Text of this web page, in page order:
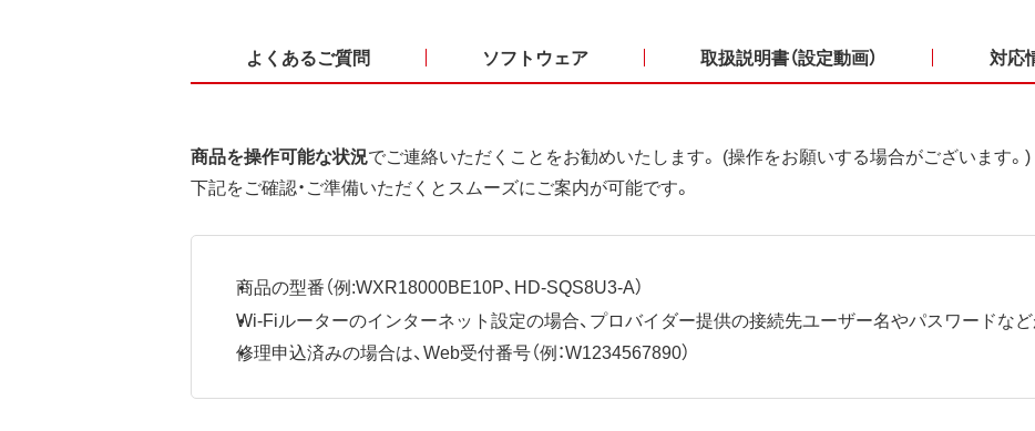
よくあるご質問 ソフトウェア 取扱説明書（設定動画） 対応
商品を操作可能な状況でご連絡いただくことをお勧めいたします。 (操作をお願いする場合がございます。)
下記をご確認・ご準備いただくとスムーズにご案内が可能です。
商品の型番（例:WXR18000BE10P、HD-SQS8U3-A）
Wi-Fiルーターのインターネット設定の場合、プロバイダー提供の接続先ユーザー名やパスワードな
修理申込済みの場合は、Web受付番号（例：W1234567890）